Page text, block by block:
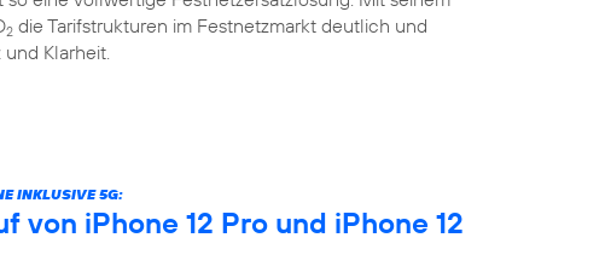
2 die Tarifstrukturen im Festnetzmarkt deutlich und
Klarheit.
INKLUSIVE 5G:
von iPhone 12 Pro und iPhone 12